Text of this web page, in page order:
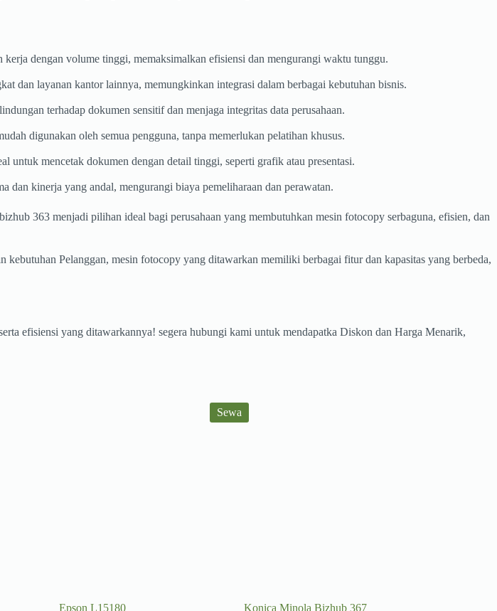
dengan volume tinggi, memaksimalkan efisiensi dan mengurangi waktu tunggu.
dan layanan kantor lainnya, memungkinkan integrasi dalam berbagai kebutuhan bisnis.
terhadap dokumen sensitif dan menjaga integritas data perusahaan.
digunakan oleh semua pengguna, tanpa memerlukan pelatihan khusus.
untuk mencetak dokumen dengan detail tinggi, seperti grafik atau presentasi.
dan kinerja yang andal, mengurangi biaya pemeliharaan dan perawatan.
363 menjadi pilihan ideal bagi perusahaan yang membutuhkan mesin fotocopy serbaguna, efisien, dan
Pelanggan, mesin fotocopy yang ditawarkan memiliki berbagai fitur dan kapasitas yang berbeda,
efisiensi yang ditawarkannya! segera hubungi kami untuk mendapatka Diskon dan Harga Menarik,
Epson L15180
Sewa
Konica Minola Bizhub 367